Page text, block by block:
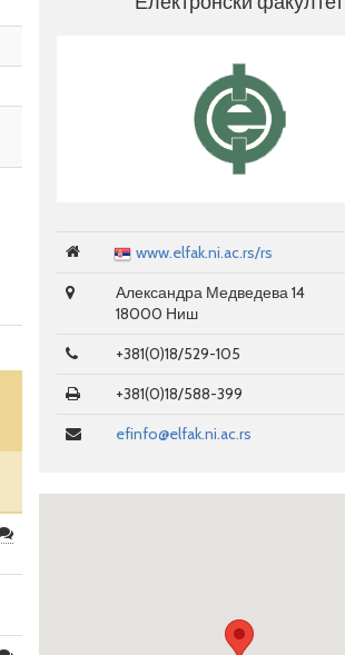
www.elfak.ni.ac.rs/rs
Александра Медведева 14
18000 Ниш
+381(0)18/529-105
+381(0)18/588-399
efinfo@elfak.ni.ac.rs